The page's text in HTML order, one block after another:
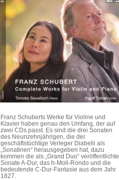
Franz Schuberts Werke für Violine und
Klavier haben genau den Umfang, der auf
zwei CDs passt. Es sind die drei Sonaten
des Neunzehnjährigen, die der
geschäftstüchtige Verleger Diabelli als
„Sonatinen“ herausgegeben hat, dazu
kommen die als „Grand Duo“ veröffentlichte
Sonate A-Dur, das h-Moll-Rondo und die
bedeutende C-Dur-Fantasie aus dem Jahr
1827.